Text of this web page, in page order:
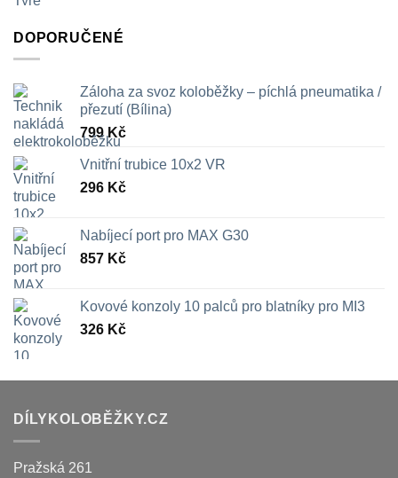
DOPORUČENÉ
Záloha za svoz koloběžky – píchlá pneumatika /
přezutí (Bílina)
799Kč
Vnitřní trubice 10x2 VR
296 Kč
Nabíjecí port pro MAX G30
857 Kč
Kovové konzoly 10 palců pro blatníky pro MI3
326 Kč
DÍLYKOLOBĚŽKY.CZ
Pražská 261